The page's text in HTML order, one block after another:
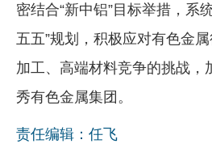
密结合“新中铝”目标举措，系
五五”规划，积极应对有色金
加工、高端材料竞争的挑战，
秀有色金属集团。
责任编辑：任飞